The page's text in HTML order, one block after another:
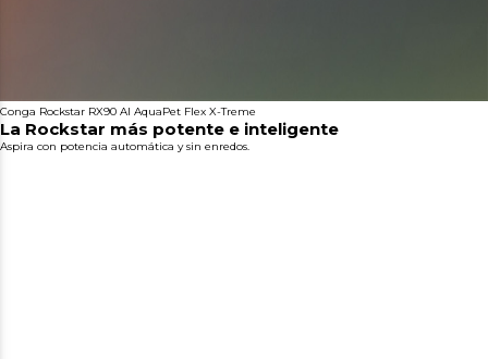
Conga Rockstar RX90 AI AquaPet Flex X-Treme
La Rockstar más potente e inteligente
Aspira con potencia automática y sin enredos.